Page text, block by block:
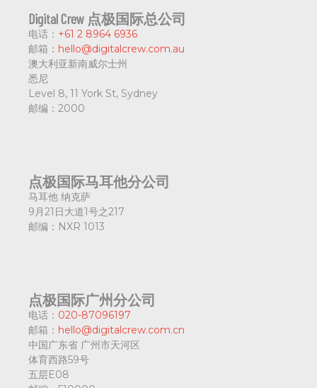
Digital Crew 点极国际总公司
电话： +61 2 8964 6936
邮箱： hello@digitalcrew.com.au
澳大利亚新南威尔士州
悉尼
Level 8, 11 York St, Sydney
邮编： 2000
点极国际马耳他分公司
马耳他 纳克萨
9月21日大道1号之217
邮编： NXR 1013
点极国际广州分公司
电话： 020-87096197
邮箱： hello@digitalcrew.com.cn
中国广东省 广州市天河区
体育西路59号
五层E08